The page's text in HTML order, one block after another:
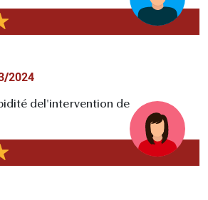
2024
del'intervention de